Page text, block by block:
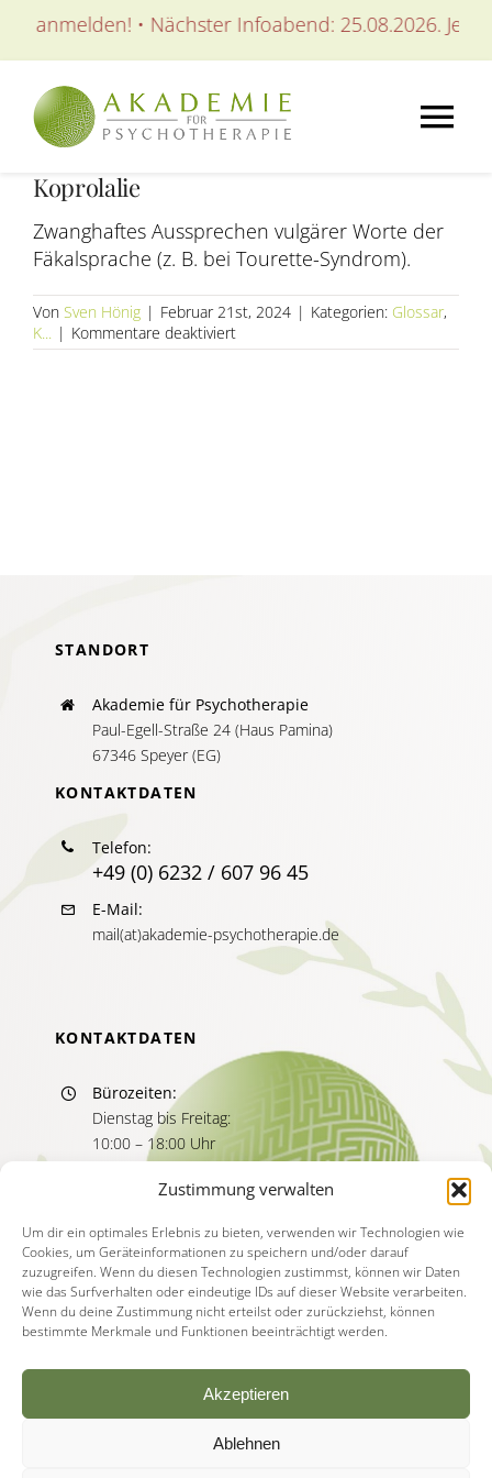
Zustimmung verwalten
Um dir ein optimales Erlebnis zu bieten, verwenden wir Technologien wie
Cookies, um Geräteinformationen zu speichern und/oder darauf
zuzugreifen. Wenn du diesen Technologien zustimmst, können wir Daten
wie das Surfverhalten oder eindeutige IDs auf dieser Website verarbeiten.
Wenn du deine Zustimmung nicht erteilst oder zurückziehst, können
bestimmte Merkmale und Funktionen beeinträchtigt werden.
Akzeptieren
Ablehnen
Inhalt
springen
anmelden! • Nächster Infoabend: 25.08.2026. Jetzt
AKADEMIE
AUSBILDUNGEN
WEITERBILDUNGEN
NACH:
Koprolalie
Zwanghaftes Aussprechen vulgärer Worte der
Fäkalsprache (z. B. bei Tourette-Syndrom).
Von Sven Hönig | Februar 21st, 2024 | Kategorien: Glossar,
K... | Kommentare deaktiviertfür
Koprolalie
STANDORT
Akademie für Psychotherapie
Paul-Egell-Straße 24 (Haus Pamina)
67346 Speyer (EG)
KONTAKTDATEN
Telefon:
+49 (0) 6232 / 607 96 45
E-Mail:
mail(at)akademie-psychotherapie.de
KONTAKTDATEN
Bürozeiten:
Dienstag bis Freitag:
10:00 – 18:00 Uhr
Sprechzeiten:
11:00 – 13:00 Uhr
15:00 – 17:00 Uhr
© Copyright - 2026 | Akademie für Psychotherapie